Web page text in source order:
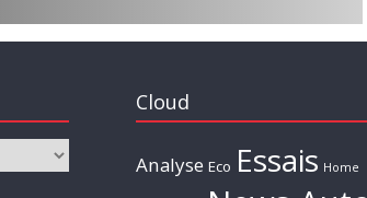
Cloud
Analyse Eco Essais Home